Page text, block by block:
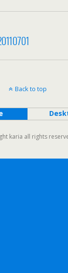
Back to top
karia all rights